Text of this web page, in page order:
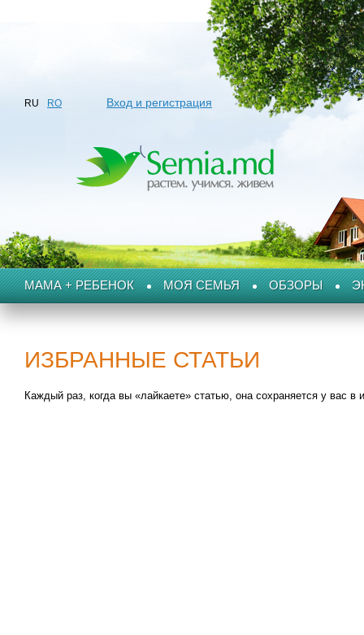
RU RO Вход и регистрация
МАМА + РЕБЕНОК МОЯ СЕМЬЯ ОБЗОРЫ
ИЗБРАННЫЕ СТАТЬИ
Каждый раз, когда вы «лайкаете» статью, она сохраняется у вас в